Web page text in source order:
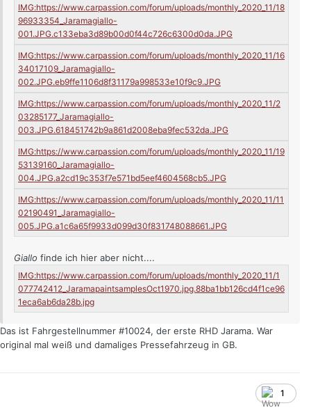
Giallo finde ich hier aber nicht....
Das ist Fahrgestellnummer #10024, der erste RHD Jarama. War
original mal weiß und damaliges Pressefahrzeug in GB.
1